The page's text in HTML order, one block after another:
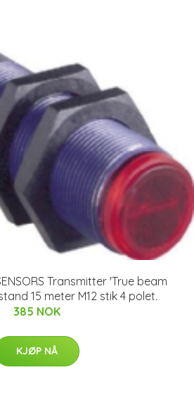
Transmitter 'True beam
15 meter M12 stik 4 polet.
385 NOK
KJØP NÅ